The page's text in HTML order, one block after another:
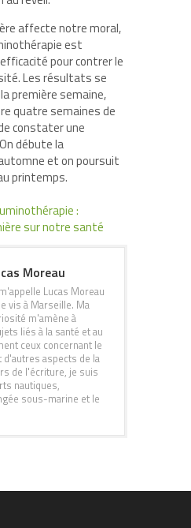
affecte notre moral,
est
pour contrer le
Les résultats se
première semaine,
quatre semaines de
constater une
débute la
et on poursuit
printemps.
:
sur notre santé
Moreau
Lucas Moreau
vis à Marseille. Ma
m'amène à
liés à la santé et au
ceux concernant le
d'autres aspects de la
de l'écriture, je suis
nautiques,
sous-marine et le